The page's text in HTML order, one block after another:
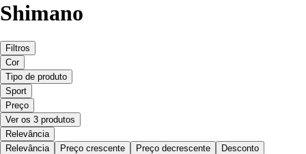
Shimano
Filtros
Cor
Tipo de produto
Sport
Preço
Ver os 3 produtos
Relevância
Relevância
Preço crescente Preço decrescente Desconto